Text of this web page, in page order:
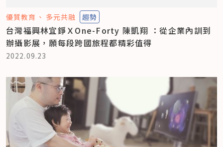
優質教育 多元共融 趨勢
台灣福興林宜錚ＸOne-Forty 陳凱翔 ：從企業內訓到
辦攝影展，願每段跨國旅程都精彩值得
2022.09.23